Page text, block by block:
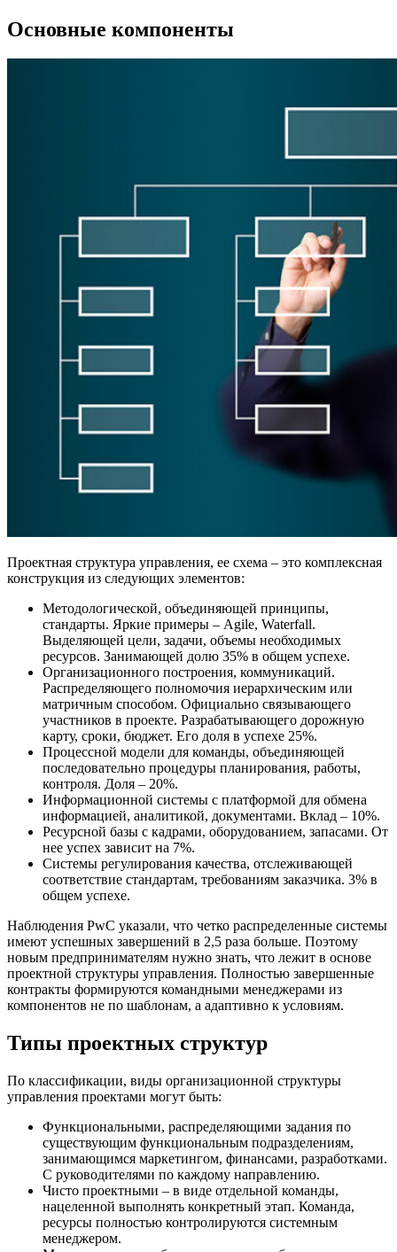
Основные компоненты
Проектная структура управления, ее схема – это комплексная
конструкция из следующих элементов:
Методологической, объединяющей принципы,
стандарты. Яркие примеры – Agile, Waterfall.
Выделяющей цели, задачи, объемы необходимых
ресурсов. Занимающей долю 35% в общем успехе.
Организационного построения, коммуникаций.
Распределяющего полномочия иерархическим или
матричным способом. Официально связывающего
участников в проекте. Разрабатывающего дорожную
карту, сроки, бюджет. Его доля в успехе 25%.
Процессной модели для команды, объединяющей
последовательно процедуры планирования, работы,
контроля. Доля – 20%.
Информационной системы с платформой для обмена
информацией, аналитикой, документами. Вклад – 10%.
Ресурсной базы с кадрами, оборудованием, запасами. От
нее успех зависит на 7%.
Системы регулирования качества, отслеживающей
соответствие стандартам, требованиям заказчика. 3% в
общем успехе.
Наблюдения PwC указали, что четко распределенные системы
имеют успешных завершений в 2,5 раза больше. Поэтому
новым предпринимателям нужно знать, что лежит в основе
проектной структуры управления. Полностью завершенные
контракты формируются командными менеджерами из
компонентов не по шаблонам, а адаптивно к условиям.
Типы проектных структур
По классификации, виды организационной структуры
управления проектами могут быть:
Функциональными, распределяющими задания по
существующим функциональным подразделениям,
занимающимся маркетингом, финансами, разработками.
С руководителями по каждому направлению.
Чисто проектными – в виде отдельной команды,
нацеленной выполнять конкретный этап. Команда,
ресурсы полностью контролируются системным
менеджером.